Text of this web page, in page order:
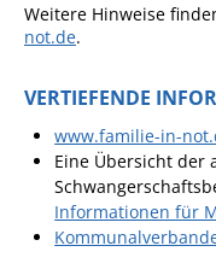
Weitere Hinweise
not.de.
VERTIEFENDE
www.familie-in-
Eine Übersicht der
Informationen für